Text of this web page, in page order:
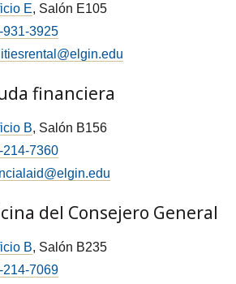
E, Salón E105
931-3925
financiera
B, Salón B156
214-7360
del Consejero General
B, Salón B235
214-7069